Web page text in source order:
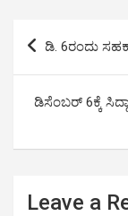
o
k
r
p
p
Post
ಡಿ. 6ರಂದು
ಡಿಸೆಂಬರ್ 6ಕ್ಕೆ
Leave a